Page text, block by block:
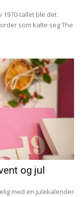
1970-tallet ble det
som kalte seg The
og jul
med en julekalender